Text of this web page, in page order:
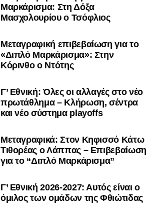
Μαρκάρισμα: Στη Δόξα
Μασχολουρίου ο Τσόφλιος
Μεταγραφική επιβεβαίωση για το
«Διπλό Μαρκάρισμα»: Στην
Κόρινθο ο Ντότης
Γ’ Εθνική: Όλες οι αλλαγές στο νέο
πρωτάθλημα – Κλήρωση, σέντρα
και νέο σύστημα playoffs
Μεταγραφικά: Στον Κηφισσό Κάτω
Τιθορέας ο Λάππας – Επιβεβαίωση
για το “Διπλό Μαρκάρισμα”
Γ’ Εθνική 2026-2027: Αυτός είναι ο
όμιλος των ομάδων της Φθιώτιδας